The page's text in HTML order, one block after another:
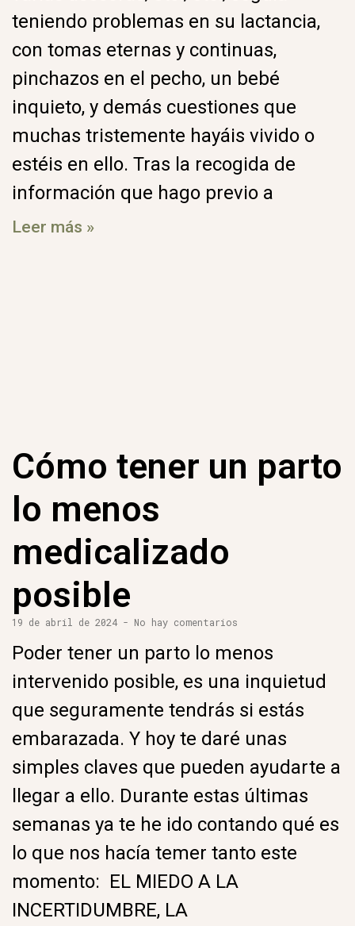
teniendo problemas en su lactancia,
con tomas eternas y continuas,
pinchazos en el pecho, un bebé
inquieto, y demás cuestiones que
muchas tristemente hayáis vivido o
estéis en ello. Tras la recogida de
información que hago previo a
Leer más »
Cómo tener un parto
lo menos
medicalizado
posible
19 de abril de 2024 No hay comentarios
Poder tener un parto lo menos
intervenido posible, es una inquietud
que seguramente tendrás si estás
embarazada. Y hoy te daré unas
simples claves que pueden ayudarte a
llegar a ello. Durante estas últimas
semanas ya te he ido contando qué es
lo que nos hacía temer tanto este
momento: EL MIEDO A LA
INCERTIDUMBRE, LA